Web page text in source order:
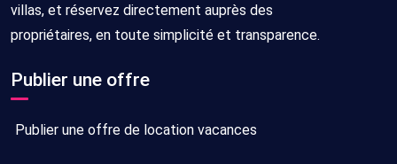
villas, et réservez directement auprès des
propriétaires, en toute simplicité et transparence.
Publier une offre
Publier une offre de location vacances